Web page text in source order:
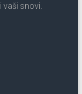
snovi.